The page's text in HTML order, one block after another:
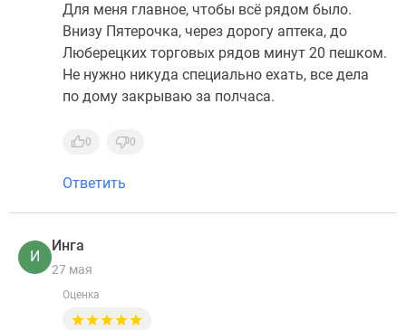
Для меня главное, чтобы всё рядом было.
Внизу Пятерочка, через дорогу аптека, до
Люберецких торговых рядов минут 20 пешком.
Не нужно никуда специально ехать, все дела
по дому закрываю за полчаса.
0 0
Ответить
И
Инга
27 мая
Оценка